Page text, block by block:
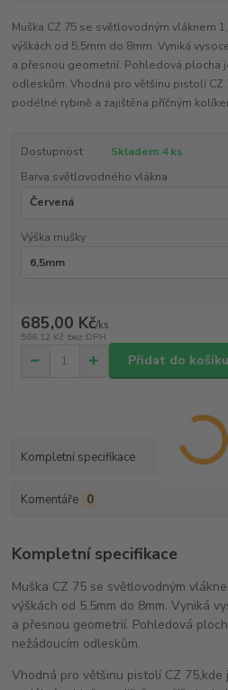
Muška CZ 75 se světlovodným vláknem
výškách od 5,5mm do 8mm. Vyniká
a přesnou geometrií. Pohledová plocha
odleskům. Vhodná pro většinu pistolí CZ
podélné rybině a zajištěna příčným
Dostupnost
Skladem 4 ks
Barva světlovodného vlákna
Výška mušky
685,00 Kč/ks
566,12 Kč bez DPH
Přidat do košíku
Kompletní specifikace
Komentáře 0
Kompletní specifikace
Muška CZ 75 se světlovodným
výškách od 5,5mm do 8mm. Vyniká
a přesnou geometrií. Pohledová
nežádoucím odleskům.
Vhodná pro většinu pistolí CZ 75,kde